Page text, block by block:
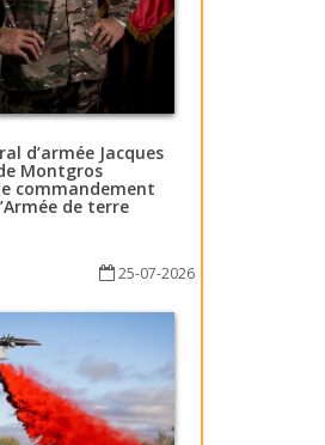
d’armée Jacques
Montgros
commandement
de terre
25-07-2026